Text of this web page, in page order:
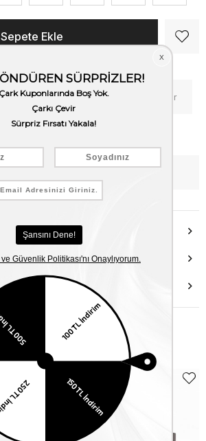
Fiyat Düşünce Haber Ver
Benzer Ürünler
KODUYLA
%5
EKSTRA